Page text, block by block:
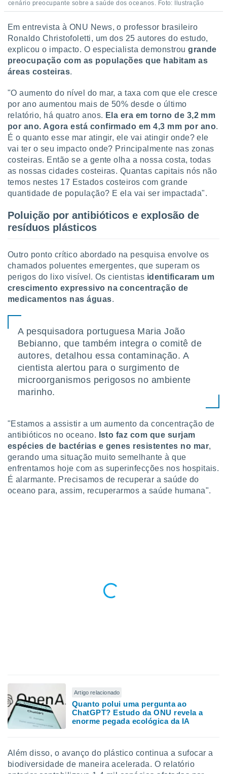
utilizar
criar
medir
da
dos
os
de
ou
de dados
melhorar
através
estudos
de
1199
cenário preocupante sobre a saúde dos oceanos. Foto: Ilustração
Em entrevista à ONU News, o professor brasileiro
Ronaldo Christofoletti, um dos 25 autores do estudo,
explicou o impacto. O especialista demonstrougrande
preocupação com as populações que habitam as
áreas costeiras.
"O aumento do nível do mar, a taxa com que ele cresce
por ano aumentou mais de 50% desde o último
relatório, há quatro anos. Ela era em torno de 3,2 mm
por ano. Agora está confirmado em 4,3 mm por ano.
É o quanto esse mar atingir, ele vai atingir onde? ele
vai ter o seu impacto onde? Principalmente nas zonas
costeiras. Então se a gente olha a nossa costa, todas
as nossas cidades costeiras. Quantas capitais nós não
temos nestes 17 Estados costeiros com grande
quantidade de população? E ela vai ser impactada".
Poluição por antibióticos e explosão de
resíduos plásticos
Outro ponto crítico abordado na pesquisa envolve os
chamados poluentes emergentes, que superam os
perigos do lixo visível. Os cientistas identificaram um
crescimento expressivo na concentração de
medicamentos nas águas.
A pesquisadora portuguesa Maria João
Bebianno, que também integra o comitê de
autores, detalhou essa contaminação. A
cientista alertou para o surgimento de
microorganismos perigosos no ambiente
marinho.
"Estamos a assistir a um aumento da concentração de
antibióticos no oceano. Isto faz com que surjam
espécies de bactérias e genes resistentes no mar,
gerando uma situação muito semelhante à que
enfrentamos hoje com as superinfecções nos hospitais.
É alarmante. Precisamos de recuperar a saúde do
oceano para, assim, recuperarmos a saúde humana".
Artigo relacionado
Quanto polui uma pergunta ao
ChatGPT? Estudo da ONU revela a
enorme pegada ecológica da IA
Além disso, o avanço do plástico continua a sufocar a
biodiversidade de maneira acelerada. O relatório